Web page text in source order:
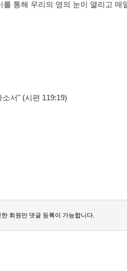
통해 우리의 영의 눈이 열리고 매
서" (시편 119:19)
한 회원만 댓글 등록이 가능합니다.